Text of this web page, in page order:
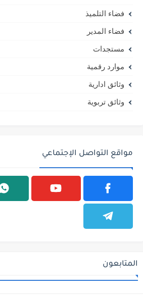
فضاء التلميذ
فضاء المدير
مستجدات
موارد رقمية
وثائق ادارية
وثائق تربوية
مواقع التواصل الإجتماعي
المتابعون